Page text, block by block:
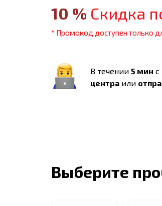
10 % Скидка
* Промокод доступен только
В течении 5 мин с
центра или
Выберите